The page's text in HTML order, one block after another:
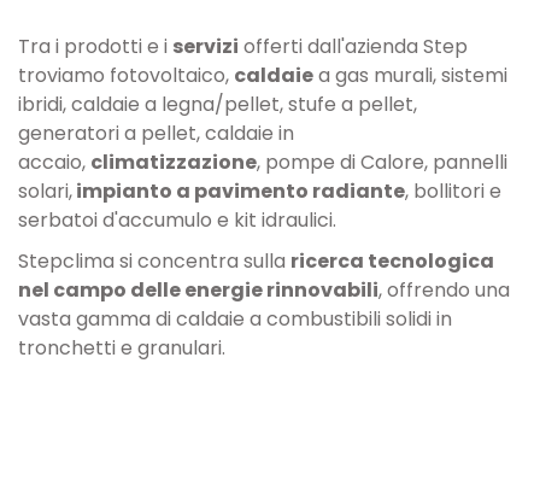
Tra i prodotti e i servizi offerti dall'azienda Step
troviamo fotovoltaico, caldaiea gas murali, sistemi
ibridi, caldaie a legna/pellet, stufe a pellet,
generatori a pellet, caldaie in
accaio, climatizzazione, pompe di Calore, pannelli
solari,impianto a pavimento radiante, bollitori e
serbatoi d'accumulo e kit idraulici.
Stepclima si concentra sulla ricerca tecnologica
nel campo delle energie rinnovabili, offrendo una
vasta gamma di caldaie a combustibili solidi in
tronchetti e granulari.